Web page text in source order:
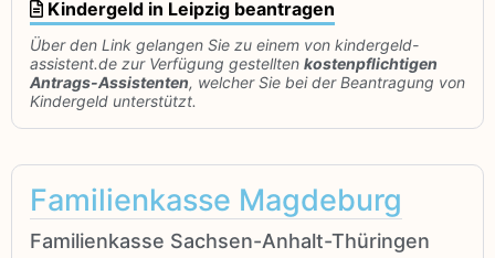
Kindergeld in Leipzig beantragen
Über den Link gelangen Sie zu einem von kindergeld-
assistent.de zur Verfügung gestellten kostenpflichtigen
Antrags-Assistenten, welcher Sie bei der Beantragung von
Kindergeld unterstützt.
Familienkasse Magdeburg
Familienkasse Sachsen-Anhalt-Thüringen